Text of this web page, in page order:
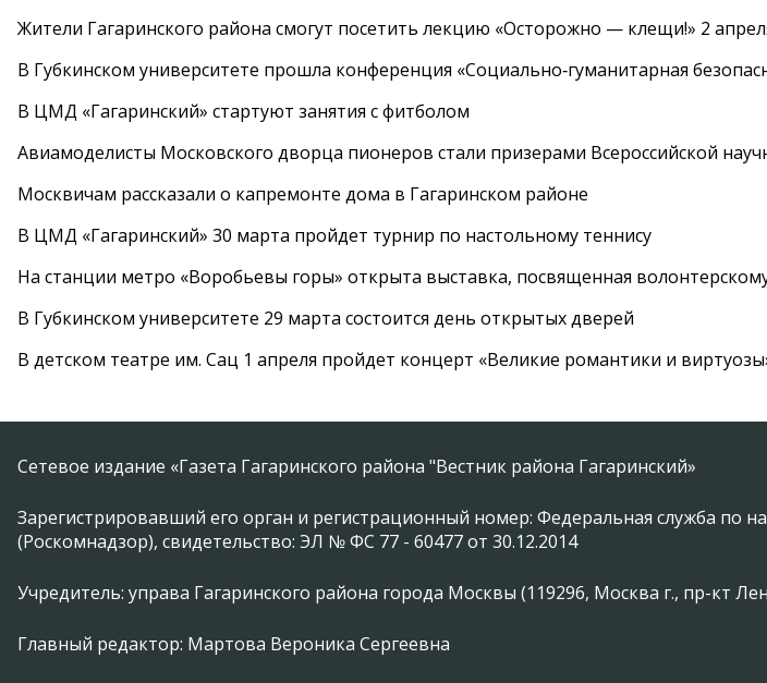
Жители Гагаринского района смогут посетить лекцию «Осторожно — клещи!» 2
В Губкинском университете прошла конференция «Социально‑гуманитарная
В ЦМД «Гагаринский» стартуют занятия с фитболом
Авиамоделисты Московского дворца пионеров стали призерами Всероссийской
Москвичам рассказали о капремонте дома в Гагаринском районе
В ЦМД «Гагаринский» 30 марта пройдет турнир по настольному теннису
На станции метро «Воробьевы горы» открыта выставка, посвященная
В Губкинском университете 29 марта состоится день открытых дверей
В детском театре им. Сац 1 апреля пройдет концерт «Великие романтики и
Сетевое издание «Газета Гагаринского района "Вестник района Гагаринский»
Зарегистрировавший его орган и регистрационный номер: Федеральная служба по
(Роскомнадзор), свидетельство: ЭЛ № ФС 77 - 60477 от 30.12.2014
Учредитель: управа Гагаринского района города Москвы (119296, Москва г., пр-кт
Главный редактор: Мартова Вероника Сергеевна